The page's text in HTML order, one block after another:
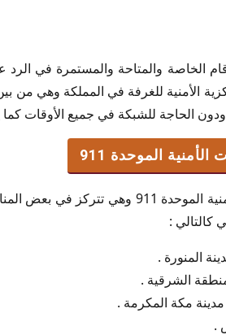
من الأرقام الخاصة والمتاحة والمستمرة
الأمنية للغرفة في المملكة وهي من
الحاجة للشبكة في جميع الأوقات كما
الموحدة 911
مركز العمليات الأمنية الموحدة
كالتالي :
المنورة .
الشرقية .
مكة المكرمة .
.